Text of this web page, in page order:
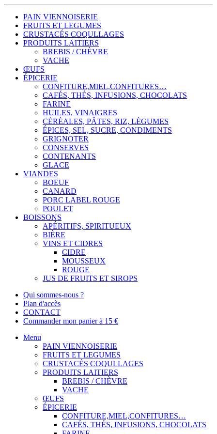
PAIN VIENNOISERIE
FRUITS ET LEGUMES
CRUSTACÉS COQULLAGES
PRODUITS LAITIERS
BREBIS / CHÈVRE
VACHE
ŒUFS
ÉPICERIE
CONFITURE,MIEL,CONFITURES…
CAFÉS, THÉS, INFUSIONS, CHOCOLATS
FARINE
HUILES, VINAIGRES
CÉRÉALES, PÂTES, RIZ, LÉGUMES
ÉPICES, SEL, SUCRE, CONDIMENTS
GRIGNOTER
CONSERVES
CONTENANTS
GLACE
VIANDES
BOEUF
CANARD
PORC LABEL ROUGE
POULET
BOISSONS
APÉRITIFS, SPIRITUEUX
BIÈRE
VINS ET CIDRES
CIDRE
MOUSSEUX
ROUGE
JUS DE FRUITS ET SIROPS
Qui sommes-nous ?
Plan d'accès
CONTACT
Commander mon panier à 15 €
Menu
PAIN VIENNOISERIE
FRUITS ET LEGUMES
CRUSTACÉS COQULLAGES
PRODUITS LAITIERS
BREBIS / CHÈVRE
VACHE
ŒUFS
ÉPICERIE
CONFITURE,MIEL,CONFITURES…
CAFÉS, THÉS, INFUSIONS, CHOCOLATS